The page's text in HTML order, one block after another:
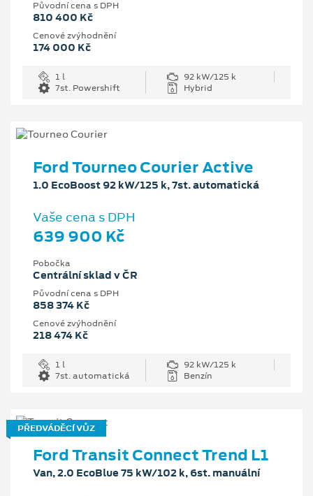
Původní cena s DPH
810 400 Kč
Cenové zvýhodnění
174 000 Kč
1 l
92 kW/125 k
7st. Powershift
Hybrid
Ford Tourneo Courier Active
1.0 EcoBoost 92 kW/125 k, 7st. automatická
Vaše cena s DPH
639 900 Kč
Pobočka
Centrální sklad v ČR
Původní cena s DPH
858 374 Kč
Cenové zvýhodnění
218 474 Kč
1 l
92 kW/125 k
7st. automatická
Benzín
PŘEDVÁDĚCÍ VŮZ
Ford Transit Connect Trend L1
Van, 2.0 EcoBlue 75 kW/102 k, 6st. manuální